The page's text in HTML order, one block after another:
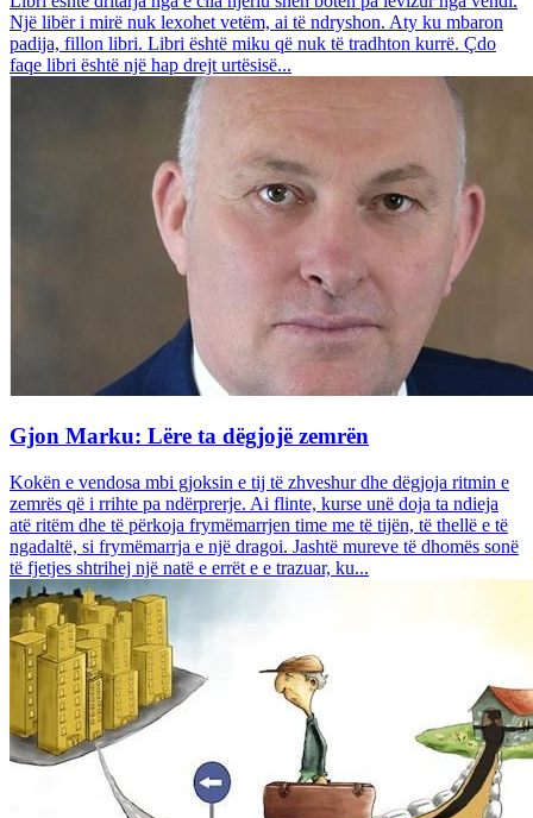
Një libër i mirë nuk lexohet vetëm, ai të ndryshon. Aty ku mbaron
padija, fillon libri. Libri është miku që nuk të tradhton kurrë. Çdo
faqe libri është një hap drejt urtësisë...
Gjon Marku: Lëre ta dëgjojë zemrën
Kokën e vendosa mbi gjoksin e tij të zhveshur dhe dëgjoja ritmin e
zemrës që i rrihte pa ndërprerje. Ai flinte, kurse unë doja ta ndieja
atë ritëm dhe të përkoja frymëmarrjen time me të tijën, të thellë e të
ngadaltë, si frymëmarrja e një dragoi. Jashtë mureve të dhomës sonë
të fjetjes shtrihej një natë e errët e e trazuar, ku...